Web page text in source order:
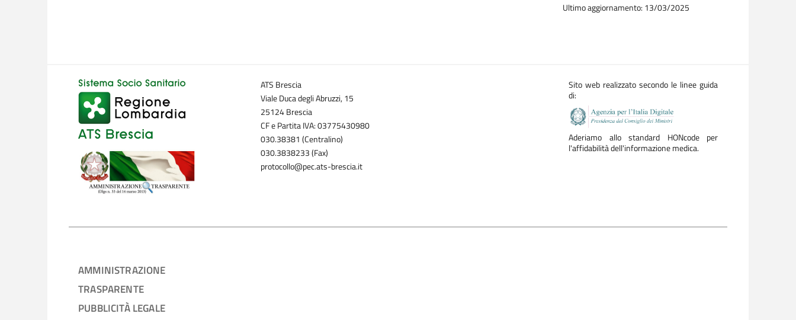
Ultimo aggiornamento: 13/03/2025
ATS Brescia
Viale Duca degli Abruzzi, 15
25124 Brescia
CF e Partita IVA: 03775430980
030.38381 (Centralino)
030.3838233 (Fax)
protocollo@pec.ats-brescia.it
Sito web realizzato secondo le linee guida
di:
Aderiamo allo standard HONcode per
l'affidabilità dell'informazione medica.
AMMINISTRAZIONE
TRASPARENTE
PUBBLICITÀ LEGALE